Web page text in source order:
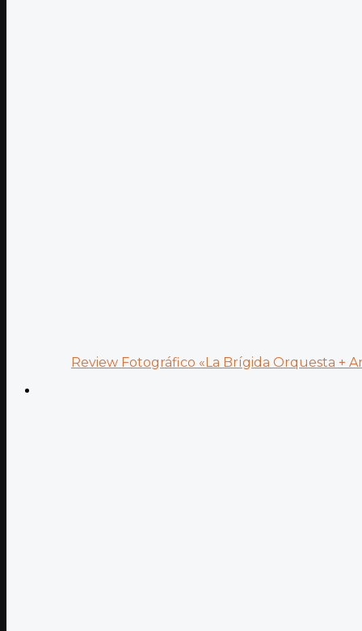
Review Fotográfico «La Brígida Orquesta +